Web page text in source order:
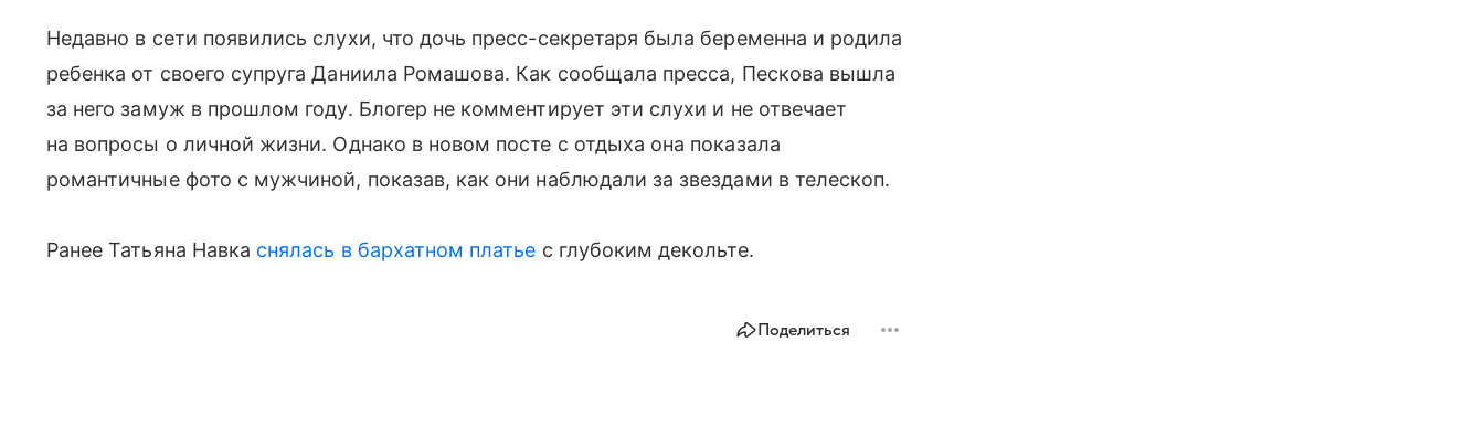
Недавно в сети появились слухи, что дочь пресс-секретаря была беременна и родила
ребенка от своего супруга Даниила Ромашова. Как сообщала пресса, Пескова вышла
за него замуж в прошлом году. Блогер не комментирует эти слухи и не отвечает
на вопросы о личной жизни. Однако в новом посте с отдыха она показала
романтичные фото с мужчиной, показав, как они наблюдали за звездами в телескоп.
Ранее Татьяна Навка снялась в бархатном платье с глубоким декольте.
Поделиться